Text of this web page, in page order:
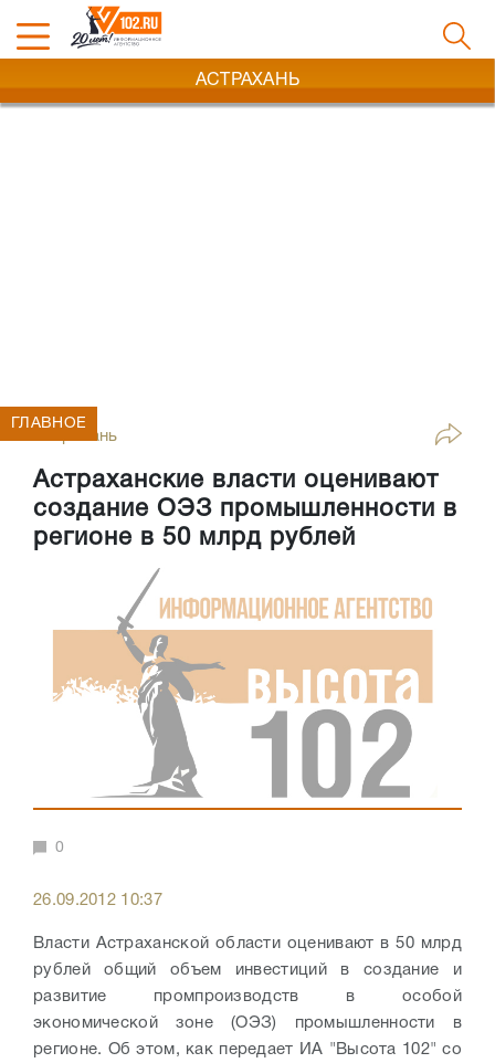
АСТРАХАНЬ
Астрахань
Астраханские власти оценивают
создание ОЭЗ промышленности в
регионе в 50 млрд рублей
ГЛАВНОЕ
0
26.09.2012 10:37
Власти Астраханской области оценивают в 50 млрд
рублей общий объем инвестиций в создание и
развитие промпроизводств в особой
экономической зоне (ОЭЗ) промышленности в
регионе. Об этом, как передает ИА "Высота 102" со